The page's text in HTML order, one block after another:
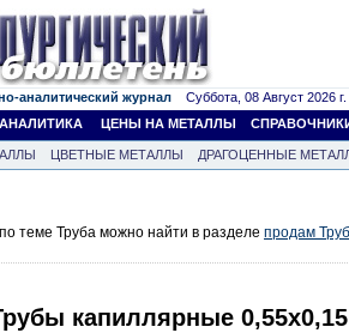
аналитический журнал Суббота, 08 Август 2026 г.
АНАЛИТИКА ЦЕНЫ НА МЕТАЛЛЫ
ЦВЕТНЫЕ МЕТАЛЛЫ
ДРАГОЦЕННЫЕ
теме Труба можно найти в разделе продам
капиллярные